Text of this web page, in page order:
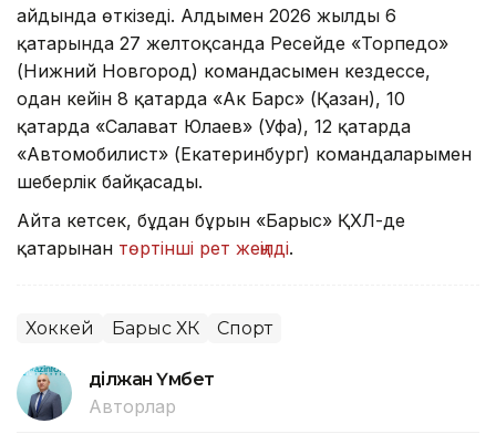
айдында өткізеді. Алдымен 2026 жылдың 6
қаңтарында 27 желтоқсанда Ресейде «Торпедо»
(Нижний Новгород) командасымен кездессе,
одан кейін 8 қаңтарда «Ак Барс» (Қазан), 10
қаңтарда «Салават Юлаев» (Уфа), 12 қаңтарда
«Автомобилист» (Екатеринбург) командаларымен
шеберлік байқасады.
Айта кетсек, бұдан бұрын «Барыс» ҚХЛ-де
қатарынан төртінші рет жеңілді.
Хоккей Барыс ХК Спорт
Әділжан Үмбет
Авторлар